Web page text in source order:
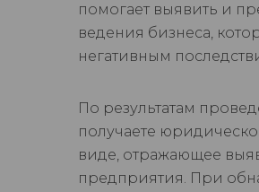
помогает выявить и
ведения бизнеса,
негативным
По результатам
получаете
виде, отражающее
предприятия. При